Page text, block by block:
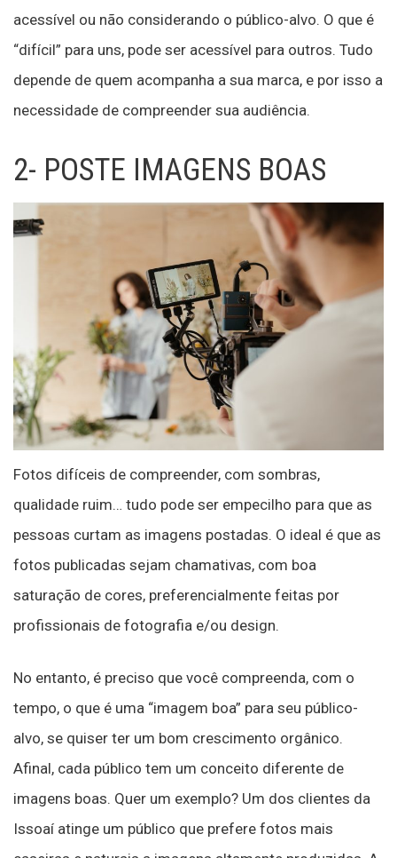
acessível ou não considerando o público-alvo. O que é
“difícil” para uns, pode ser acessível para outros. Tudo
depende de quem acompanha a sua marca, e por isso a
necessidade de compreender sua audiência.
2- POSTE IMAGENS BOAS
Fotos difíceis de compreender, com sombras,
qualidade ruim… tudo pode ser empecilho para que as
pessoas curtam as imagens postadas. O ideal é que as
fotos publicadas sejam chamativas, com boa
saturação de cores, preferencialmente feitas por
profissionais de fotografia e/ou design.
No entanto, é preciso que você compreenda, com o
tempo, o que é uma “imagem boa” para seu público-
alvo, se quiser ter um bom crescimento orgânico.
Afinal, cada público tem um conceito diferente de
imagens boas. Quer um exemplo? Um dos clientes da
Issoaí atinge um público que prefere fotos mais